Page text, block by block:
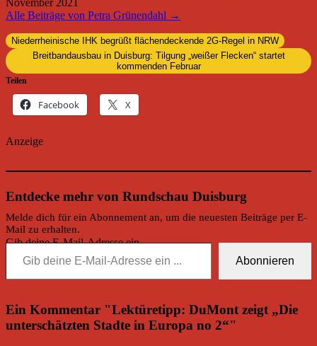
November 2021
Alle Beiträge von Petra Grünendahl →
Niederrheinische IHK begrüßt flächendeckende 2G-Regel in NRW
Breitbandausbau in Duisburg: Tilgung „weißer Flecken“ startet
kommenden Februar
Teilen
Facebook X
Anzeige
Entdecke mehr von Rundschau Duisburg
Melde dich für ein Abonnement an, um die neuesten Beiträge per E-
Mail zu erhalten.
Gib deine E-Mail-Adresse ein ...
Abonnieren
Ein Kommentar "Lektüretipp: DuMont zeigt „Die
unterschätzten Stadte in Europa no 2“"